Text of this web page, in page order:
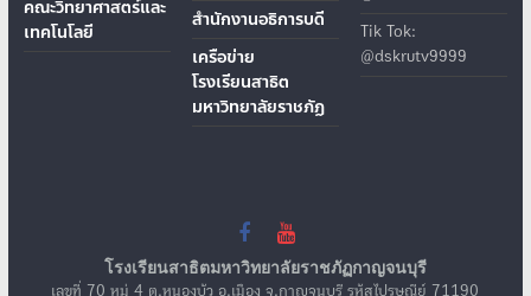
คณะวิทยาศาสตร์และ
เทคโนโลยี
สำนักงานอธิการบดี
เครือข่าย
โรงเรียนสาธิต
มหาวิทยาลัยราชภัฏ
Tik Tok:
@dskrutv9999
โรงเรียนสาธิตมหาวิทยาลัยราชภัฏกาญจนบุรี
เลขที่ 70 หมู่ 4 ต.หนองบัว อ.เมือง จ.กาญจนบุรี รหัสไปรษณีย์ 71190